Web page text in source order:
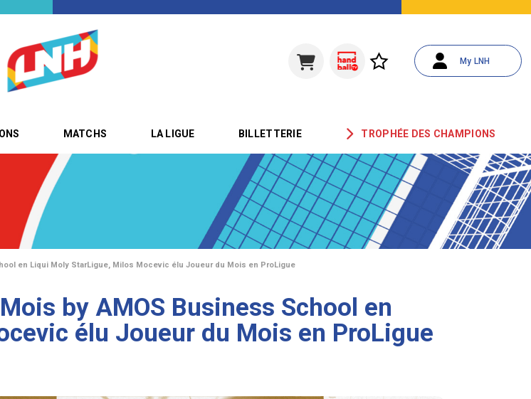
My LNH
MATCHS LA LIGUE BILLETTERIE TROPHÉE DES CHAMPIONS
en Liqui Moly StarLigue, Milos Mocevic élu Joueur du Mois en ProLigue
by AMOS Business School en
élu Joueur du Mois en ProLigue